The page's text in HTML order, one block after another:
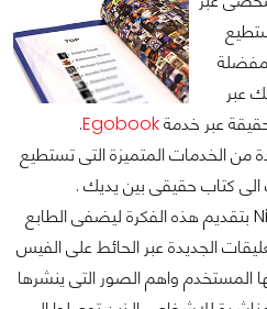
عبر
عبر خدمةEgobook
.
من الخدمات المتميزة التى تستطيع
كتاب حقيقى بين يديك .
فقد استطاع Nicolas Cazelais بتقديم هذه الفكرة ليضفى الطابع
الجديدة عبر الحائط على الفيس
المستخدم واهم الصور التى ينشرها